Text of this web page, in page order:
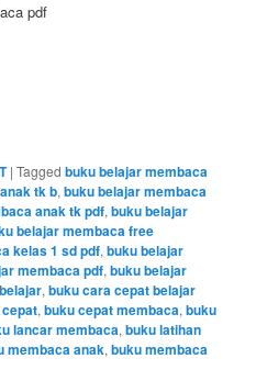
pdf
|Tagged buku belajar membaca
tk b,buku belajar membaca
anak tk pdf,buku belajar
belajar membaca free
kelas 1 sd pdf,buku belajar
membaca pdf,buku belajar
,buku cara cepat belajar
,buku cepat membaca,buku
lancar membaca,buku latihan
membaca anak,buku membaca